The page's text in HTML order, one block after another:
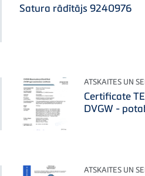
Satura rādītājs 9240976
ATSKAITES UN
Certificate
DVGW -
ATSKAITES UN